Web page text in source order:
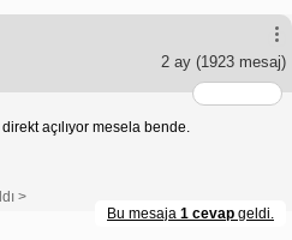
2 ay (1923 mesaj)
açılıyor mesela bende.
>
Bu mesaja 1 cevap geldi.